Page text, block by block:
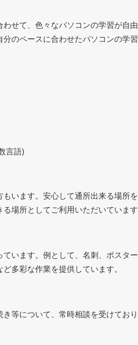
せて、色々なパソコンの学習が自
のペースに合わせたパソコンの学
言語)
います。安心して通所出来る場所
場所としてご利用いただいています
います。例として、名刺、ポスタ
多彩な作業を提供しています。
等について、常時相談を受けてお